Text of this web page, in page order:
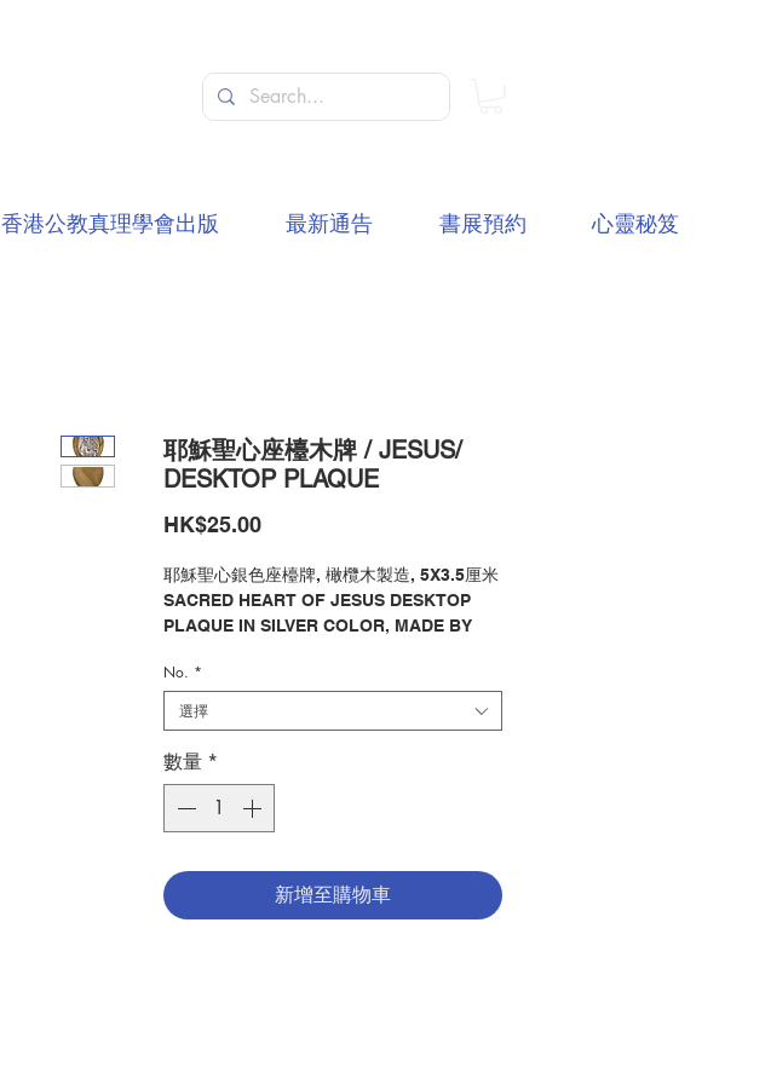
耶穌聖心座檯木牌 / JESUS/
DESKTOP PLAQUE
HK$25.00價
耶穌聖心銀色座檯牌, 橄欖木製造, 5X3.5厘米
SACRED HEART OF JESUS DESKTOP
PLAQUE IN SILVER COLOR, MADE BY
分類：牌 / 耶穌
Category : PLAQUE / JESUS
No. 1280565305
No. *
選擇
數量 *
新增至購物車
香港公教真理學會出版 最新通告 書展預約 心靈秘笈